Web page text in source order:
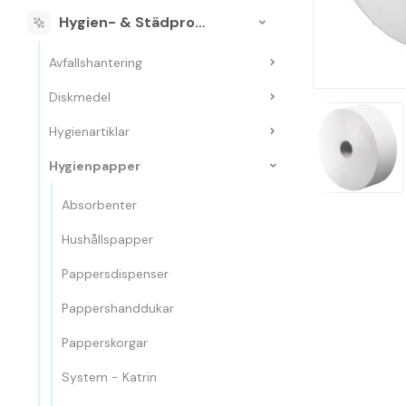
Hygien- & Städprodukter
Avfallshantering
Diskmedel
Hygienartiklar
Hygienpapper
Absorbenter
Hushållspapper
Pappersdispenser
Pappershanddukar
Papperskorgar
System - Katrin